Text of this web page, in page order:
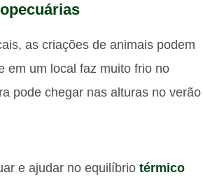
as criações de animais podem
em um local faz muito frio no
pode chegar nas alturas no verão
e ajudar no equilíbrio térmico